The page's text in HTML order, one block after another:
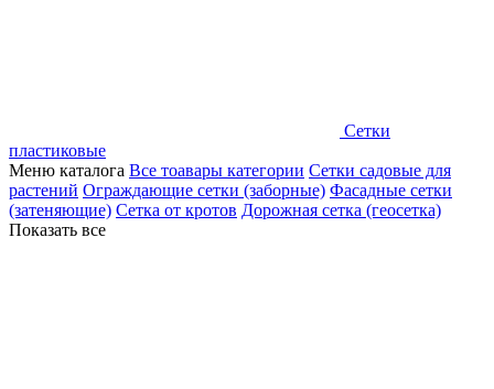
Сетки
пластиковые
Меню каталога Все тоавары категории Сетки садовые для
растений Ограждающие сетки (заборные) Фасадные сетки
(затеняющие) Сетка от кротов Дорожная сетка (геосетка)
Показать все